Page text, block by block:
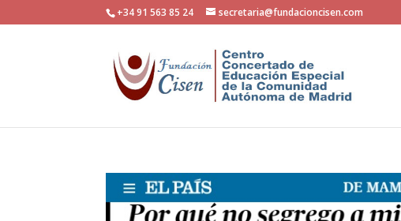
+34 91 563 85 24 secretaria@fundacioncisen.com